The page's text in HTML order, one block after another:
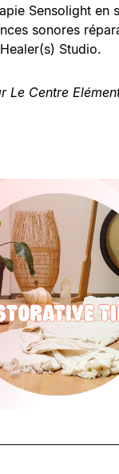
Sensolight en
sonores
Studio.
Le Centre